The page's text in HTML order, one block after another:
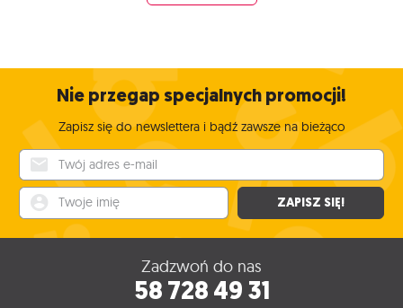
Nie przegap specjalnych promocji!
Zapisz się do newslettera i bądź zawsze na bieżąco
ZAPISZ SIĘ!
Zadzwoń do nas
58 728 49 31